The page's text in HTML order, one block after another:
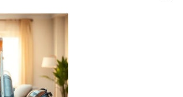
Garten